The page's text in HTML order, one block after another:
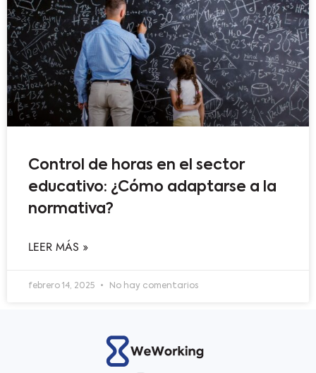
Control de horas en el sector
educativo: ¿Cómo adaptarse a la
normativa?
LEER MÁS »
febrero 14, 2025 No hay comentarios